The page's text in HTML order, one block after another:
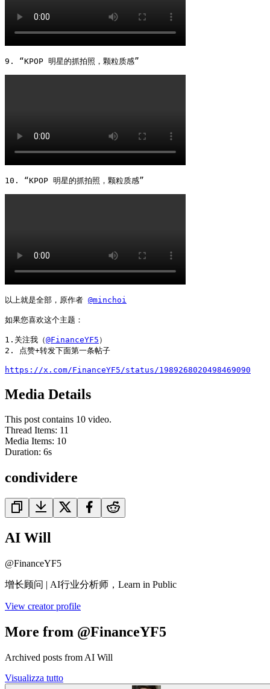
9. “KPOP 明星的抓拍照，颗粒质感”
10. “KPOP 明星的抓拍照，颗粒质感”
以上就是全部，原作者 @minchoi
如果您喜欢这个主题：
1.关注我（@FinanceYF5 ）
2. 点赞+转发下面第一条帖子
https://x.com/FinanceYF5/status/1989268020498469090
Media Details
This post contains 10 video.
Thread Items: 11
Media Items: 10
Duration: 6s
condividere
AI Will
@FinanceYF5
增长顾问 | AI行业分析师，Learn in Public
View creator profile
More from @FinanceYF5
Archived posts from AI Will
Visualizza tutto